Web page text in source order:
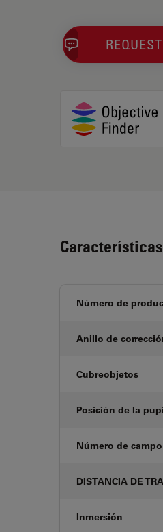
Características
Número de
Anillo de
Cubreobjetos
Posición de la
Número de
DISTANCIA DE
Inmersión